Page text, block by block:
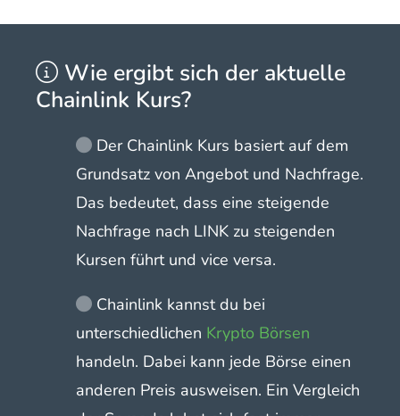
Wie ergibt sich der aktuelle
Chainlink Kurs?
Der Chainlink Kurs basiert auf dem
Grundsatz von Angebot und Nachfrage.
Das bedeutet, dass eine steigende
Nachfrage nach LINK zu steigenden
Kursen führt und vice versa.
Chainlink kannst du bei
unterschiedlichen Krypto Börsen
handeln. Dabei kann jede Börse einen
anderen Preis ausweisen. Ein Vergleich